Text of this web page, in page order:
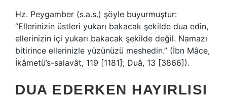
Hz. Peygamber (s.a.s.) şöyle buyurmuştur:
“Ellerinizin üstleri yukarı bakacak şekilde dua edin,
ellerinizin içi yukarı bakacak şekilde değil. Namazı
bitirince ellerinizle yüzünüzü meshedin.” (İbn Mâce,
İkâmetü’s-salavât, 119 [1181]; Duâ, 13 [3866]).
DUA EDERKEN HAYIRLISI